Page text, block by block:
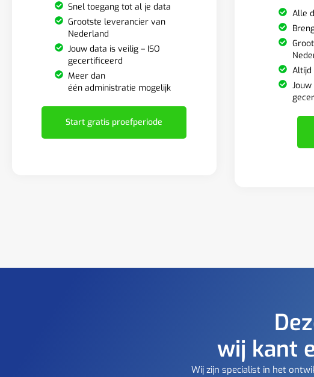
Snel toegang tot al je data
Grootste leverancier van
Nederland
Jouw data is veilig – ISO
gecertificeerd
Meer dan
één administratie mogelijk
Start gratis proefperiode
Alle
Altijd
wij kant
Wij zijn specialist in het